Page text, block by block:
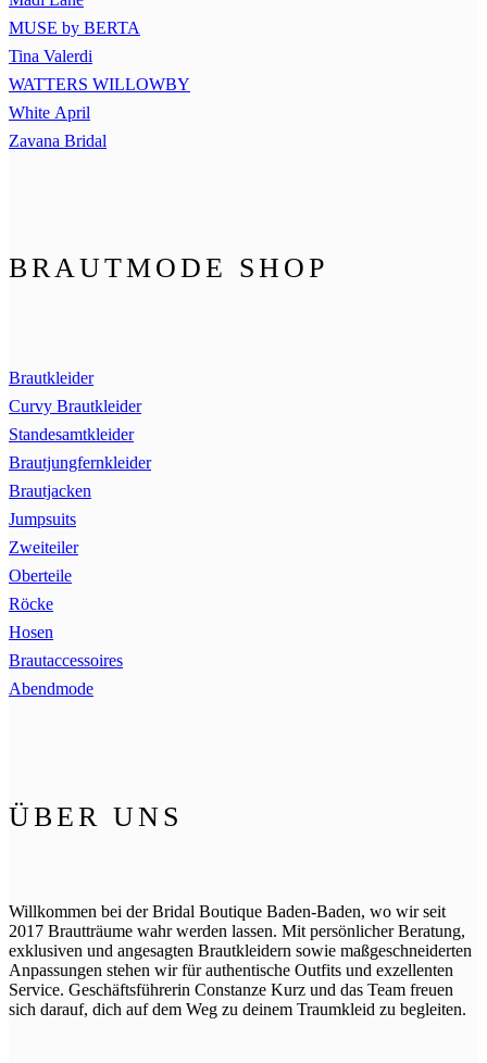
MUSE by BERTA
Tina Valerdi
WATTERS WILLOWBY
White April
Zavana Bridal
BRAUTMODE SHOP
Brautkleider
Curvy Brautkleider
Standesamtkleider
Brautjungfernkleider
Brautjacken
Jumpsuits
Zweiteiler
Oberteile
Röcke
Hosen
Brautaccessoires
Abendmode
ÜBER UNS
Willkommen bei der Bridal Boutique Baden-Baden, wo wir seit
2017 Brautträume wahr werden lassen. Mit persönlicher Beratung,
exklusiven und angesagten Brautkleidern sowie maßgeschneiderten
Anpassungen stehen wir für authentische Outfits und exzellenten
Service. Geschäftsführerin Constanze Kurz und das Team freuen
sich darauf, dich auf dem Weg zu deinem Traumkleid zu begleiten.